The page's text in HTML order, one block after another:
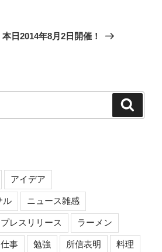
日2014年8月2日開催！
アイデア
ル ニュース雑感
プレスリリース ラーメン
仕事 勉強 所信表明 料理